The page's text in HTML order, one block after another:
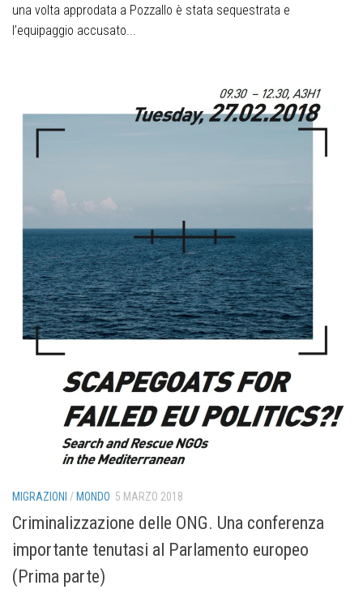
una volta approdata a Pozzallo è stata sequestrata e
l’equipaggio accusato...
MIGRAZIONI / MONDO 5 MARZO 2018
Criminalizzazione delle ONG. Una conferenza
importante tenutasi al Parlamento europeo
(Prima parte)